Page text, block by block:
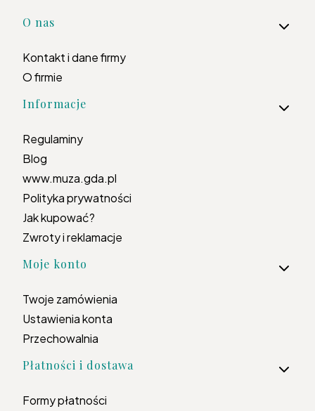
Linki w stopce
O nas
Kontakt i dane firmy
O firmie
Informacje
Regulaminy
Blog
www.muza.gda.pl
Polityka prywatności
Jak kupować?
Zwroty i reklamacje
Moje konto
Twoje zamówienia
Ustawienia konta
Przechowalnia
Płatności i dostawa
Formy płatności